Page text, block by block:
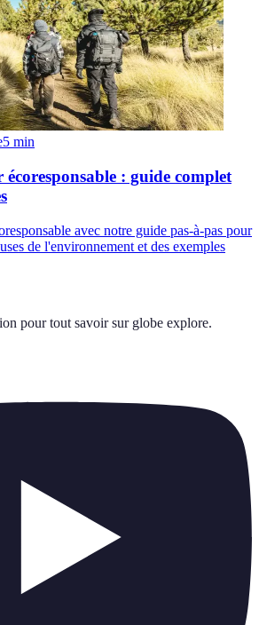
5 min
: guide complet
avec notre guide pas-à-pas pour
de l'environnement et des exemples
pour tout savoir sur globe explore.